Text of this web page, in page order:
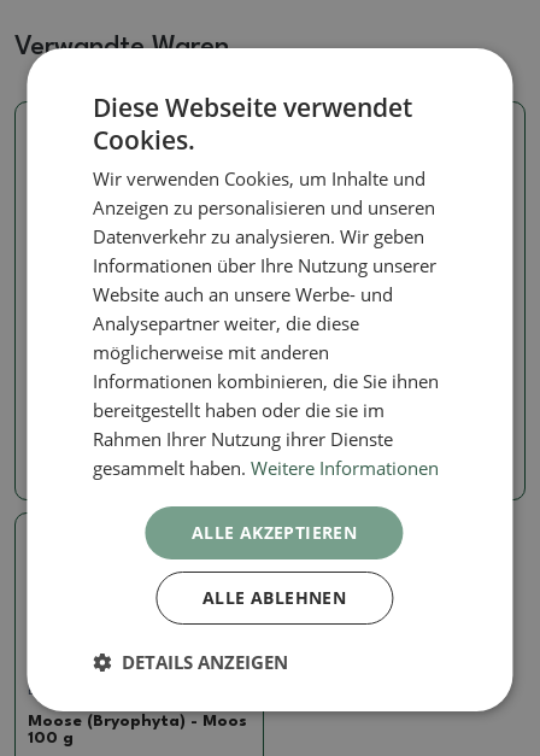
Verwandte Waren
Artikelnummer:686-mech5kg
Böden für Kokedams
- - nur persönliche
Abholung oder Palette
für
Artikelnummer:
pemza33l_3-7
14.42 €
Böden
Moose (Bryophyta) - Moos
100 g
Diese Webseite verwendet
Cookies.
Wir verwenden Cookies, um Inhalte und
Anzeigen zu personalisieren und unseren
Datenverkehr zu analysieren. Wir geben
Informationen über Ihre Nutzung unserer
Website auch an unsere Werbe- und
Analysepartner weiter, die diese
möglicherweise mit anderen
Informationen kombinieren, die Sie ihnen
bereitgestellt haben oder die sie im
Rahmen Ihrer Nutzung ihrer Dienste
gesammelt haben.Weitere Informationen
ALLE AKZEPTIEREN
ALLE ABLEHNEN
DETAILS ANZEIGEN